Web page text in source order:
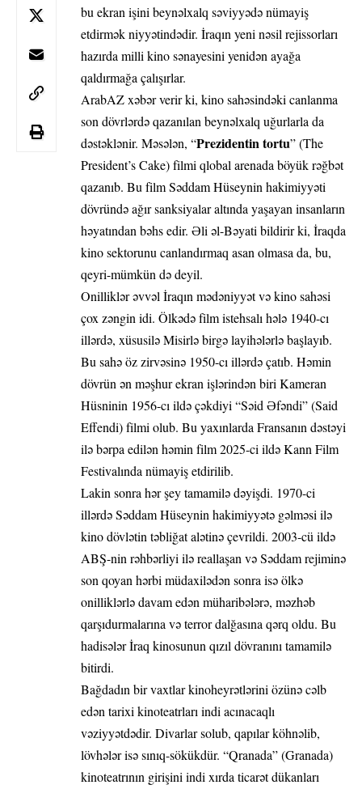
bu ekran işini beynəlxalq səviyyədə nümayiş
etdirmək niyyətindədir. İraqın yeni nəsil rejissorları
hazırda milli kino sənayesini yenidən ayağa
qaldırmağa çalışırlar.
ArabAZ xəbər verir ki, kino sahəsindəki canlanma
son dövrlərdə qazanılan beynəlxalq uğurlarla da
dəstəklənir. Məsələn, “Prezidentin tortu” (The
President’s Cake) filmi qlobal arenada böyük rəğbət
qazanıb. Bu film Səddam Hüseynin hakimiyyəti
dövründə ağır sanksiyalar altında yaşayan insanların
həyatından bəhs edir. Əli əl-Bəyati bildirir ki, İraqda
kino sektorunu canlandırmaq asan olmasa da, bu,
qeyri-mümkün də deyil.
Onilliklər əvvəl İraqın mədəniyyət və kino sahəsi
çox zəngin idi. Ölkədə film istehsalı hələ 1940-cı
illərdə, xüsusilə Misirlə birgə layihələrlə başlayıb.
Bu sahə öz zirvəsinə 1950-cı illərdə çatıb. Həmin
dövrün ən məşhur ekran işlərindən biri Kameran
Hüsninin 1956-cı ildə çəkdiyi “Səid Əfəndi” (Said
Effendi) filmi olub. Bu yaxınlarda Fransanın dəstəyi
ilə bərpa edilən həmin film 2025-ci ildə Kann Film
Festivalında nümayiş etdirilib.
Lakin sonra hər şey tamamilə dəyişdi. 1970-ci
illərdə Səddam Hüseynin hakimiyyətə gəlməsi ilə
kino dövlətin təbliğat alətinə çevrildi. 2003-cü ildə
ABŞ-nin rəhbərliyi ilə reallaşan və Səddam rejiminə
son qoyan hərbi müdaxilədən sonra isə ölkə
onilliklərlə davam edən müharibələrə, məzhəb
qarşıdurmalarına və terror dalğasına qərq oldu. Bu
hadisələr İraq kinosunun qızıl dövranını tamamilə
bitirdi.
Bağdadın bir vaxtlar kinoheyrətlərini özünə cəlb
edən tarixi kinoteatrları indi acınacaqlı
vəziyyətdədir. Divarlar solub, qapılar köhnəlib,
lövhələr isə sınıq-sökükdür. “Qranada” (Granada)
kinoteatrının girişini indi xırda ticarət dükanları